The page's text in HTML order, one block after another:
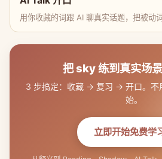
用你收藏的词跟 AI 聊真实话题，把被动
把 sky 练到真实场
3 步搞定：收藏 → 复习 → 开口。不
始。
立即开始免费学